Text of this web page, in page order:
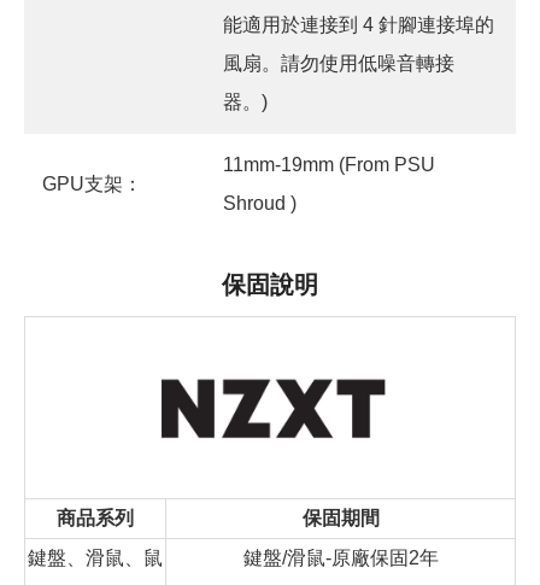
能適用於連接到 4 針腳連接埠的
風扇。請勿使用低噪音轉接
器。)
GPU支架：
11mm-19mm (From PSU
Shroud )
保固說明
商品系列
保固期間
鍵盤、滑鼠、鼠
鍵盤/滑鼠-原廠保固2年